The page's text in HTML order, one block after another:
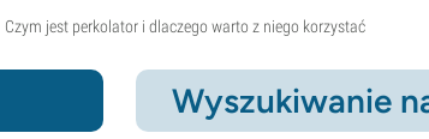
Czym jest perkolator i dlaczego warto z niego korzystać
Wyszukiwanie